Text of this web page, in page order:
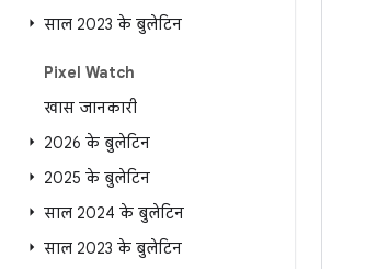
साल 2023 के बुलेटिन
Pixel Watch
खास जानकारी
2026 के बुलेटिन
2025 के बुलेटिन
साल 2024 के बुलेटिन
साल 2023 के बुलेटिन